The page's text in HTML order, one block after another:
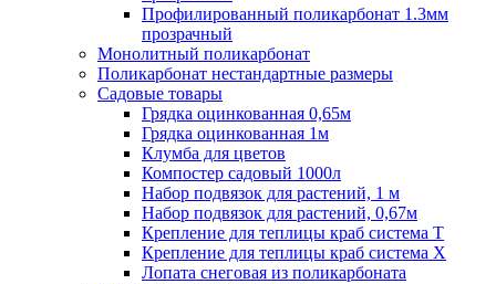
Профилированный поликарбонат 1.3мм
прозрачный
Монолитный поликарбонат
Поликарбонат нестандартные размеры
Садовые товары
Грядка оцинкованная 0,65м
Грядка оцинкованная 1м
Клумба для цветов
Компостер садовый 1000л
Набор подвязок для растений, 1 м
Набор подвязок для растений, 0,67м
Крепление для теплицы краб система Т
Крепление для теплицы краб система Х
Лопата снеговая из поликарбоната